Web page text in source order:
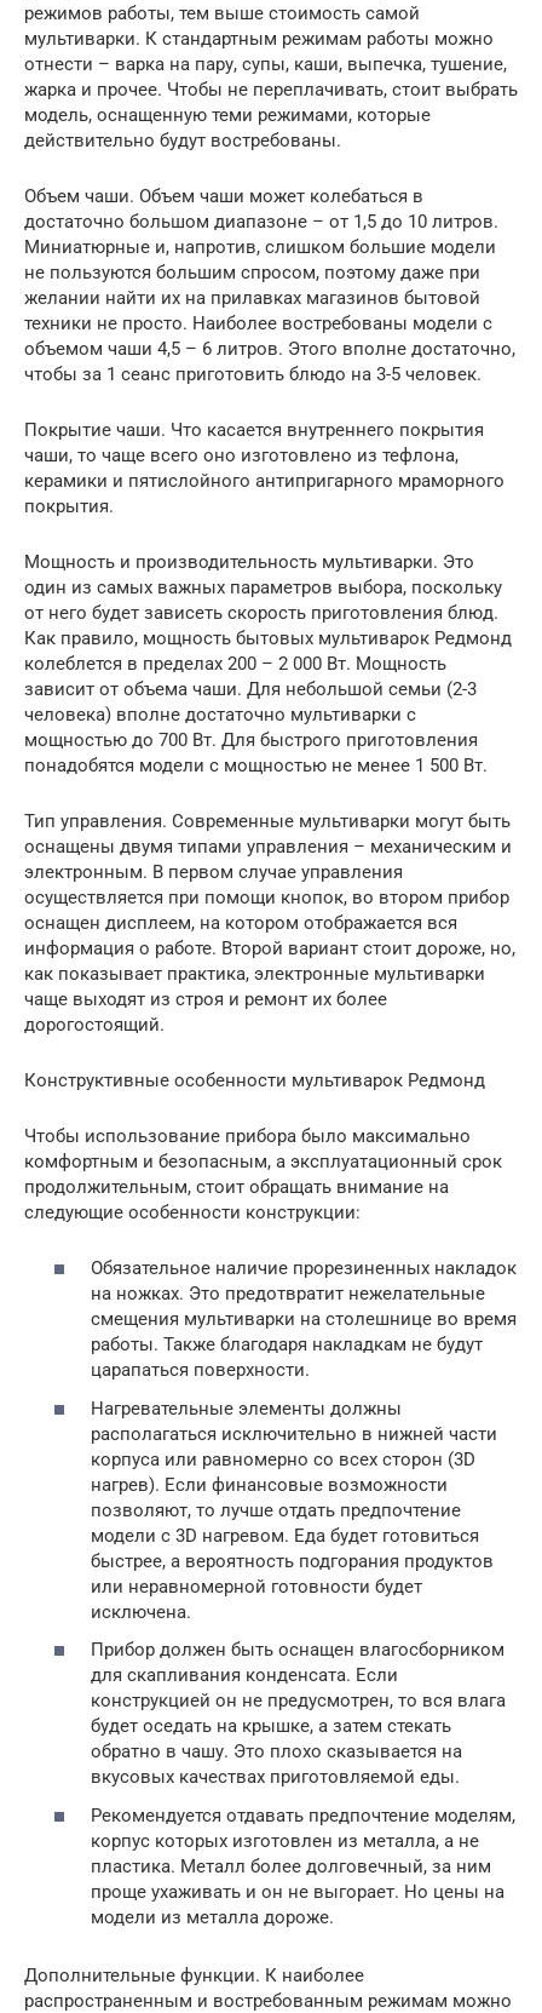
режимов работы, тем выше стоимость самой
мультиварки. К стандартным режимам работы можно
отнести – варка на пару, супы, каши, выпечка, тушение,
жарка и прочее. Чтобы не переплачивать, стоит выбрать
модель, оснащенную теми режимами, которые
действительно будут востребованы.
Объем чаши. Объем чаши может колебаться в
достаточно большом диапазоне – от 1,5 до 10 литров.
Миниатюрные и, напротив, слишком большие модели
не пользуются большим спросом, поэтому даже при
желании найти их на прилавках магазинов бытовой
техники не просто. Наиболее востребованы модели с
объемом чаши 4,5 – 6 литров. Этого вполне достаточно,
чтобы за 1 сеанс приготовить блюдо на 3-5 человек.
Покрытие чаши. Что касается внутреннего покрытия
чаши, то чаще всего оно изготовлено из тефлона,
керамики и пятислойного антипригарного мраморного
покрытия.
Мощность и производительность мультиварки. Это
один из самых важных параметров выбора, поскольку
от него будет зависеть скорость приготовления блюд.
Как правило, мощность бытовых мультиварок Редмонд
колеблется в пределах 200 – 2 000 Вт. Мощность
зависит от объема чаши. Для небольшой семьи (2-3
человека) вполне достаточно мультиварки с
мощностью до 700 Вт. Для быстрого приготовления
понадобятся модели с мощностью не менее 1 500 Вт.
Тип управления. Современные мультиварки могут быть
оснащены двумя типами управления – механическим и
электронным. В первом случае управления
осуществляется при помощи кнопок, во втором прибор
оснащен дисплеем, на котором отображается вся
информация о работе. Второй вариант стоит дороже, но,
как показывает практика, электронные мультиварки
чаще выходят из строя и ремонт их более
дорогостоящий.
Конструктивные особенности мультиварок Редмонд
Чтобы использование прибора было максимально
комфортным и безопасным, а эксплуатационный срок
продолжительным, стоит обращать внимание на
следующие особенности конструкции:
Обязательное наличие прорезиненных накладок
на ножках. Это предотвратит нежелательные
смещения мультиварки на столешнице во время
работы. Также благодаря накладкам не будут
царапаться поверхности.
Нагревательные элементы должны
располагаться исключительно в нижней части
корпуса или равномерно со всех сторон (3D
нагрев). Если финансовые возможности
позволяют, то лучше отдать предпочтение
модели с 3D нагревом. Еда будет готовиться
быстрее, а вероятность подгорания продуктов
или неравномерной готовности будет
исключена.
Прибор должен быть оснащен влагосборником
для скапливания конденсата. Если
конструкцией он не предусмотрен, то вся влага
будет оседать на крышке, а затем стекать
обратно в чашу. Это плохо сказывается на
вкусовых качествах приготовляемой еды.
Рекомендуется отдавать предпочтение моделям,
корпус которых изготовлен из металла, а не
пластика. Металл более долговечный, за ним
проще ухаживать и он не выгорает. Но цены на
модели из металла дороже.
Дополнительные функции. К наиболее
распространенным и востребованным режимам можно